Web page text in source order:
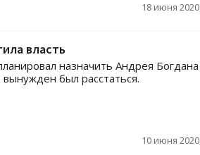
18 июня
власть
назначить Андрея Богдана
был расстаться.
10 июня